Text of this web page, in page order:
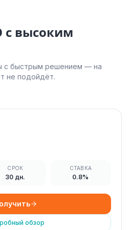
высоким
с быстрым решением — на
не подойдёт.
СРОК
30 дн.
СТАВКА
0.8%
обзор